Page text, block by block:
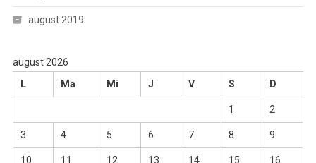
august 2019
august 2026
L
Ma Mi J V S D
1 2
3 4 5 6 7 8 9
10 11 12 13 14 15 16